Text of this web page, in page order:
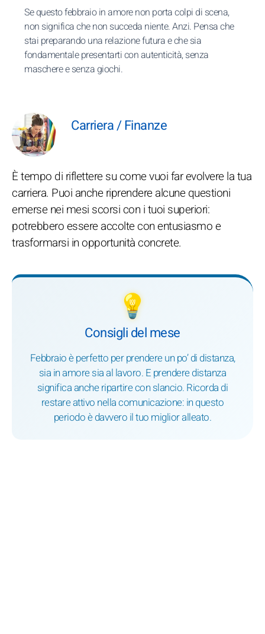
Se questo febbraio in amore non porta colpi di scena,
non significa che non succeda niente. Anzi. Pensa che
stai preparando una relazione futura e che sia
fondamentale presentarti con autenticità, senza
maschere e senza giochi.
Carriera / Finanze
È tempo di riflettere su come vuoi far evolvere la tua
carriera. Puoi anche riprendere alcune questioni
emerse nei mesi scorsi con i tuoi superiori:
potrebbero essere accolte con entusiasmo e
trasformarsi in opportunità concrete.
💡
Consigli del mese
Febbraio è perfetto per prendere un po’ di distanza,
sia in amore sia al lavoro. E prendere distanza
significa anche ripartire con slancio. Ricorda di
restare attivo nella comunicazione: in questo
periodo è davvero il tuo miglior alleato.